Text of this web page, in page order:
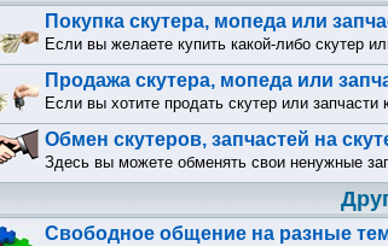
Покупка скутера, мопеда или
Если вы желаете купить какой-либо скутер
Продажа скутера, мопеда или
Если вы хотите продать скутер или
Обмен скутеров, запчастей на
Здесь вы можете обменять свои ненужные
Свободное общение на разные